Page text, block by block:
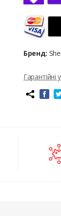
Бренд:
Гарантійні